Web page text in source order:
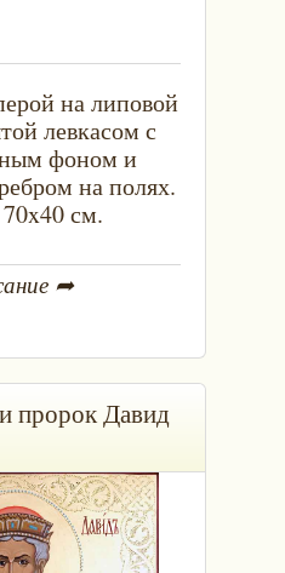
на липовой
левкасом с
фоном и
на полях.
см.
➦
пророк Давид